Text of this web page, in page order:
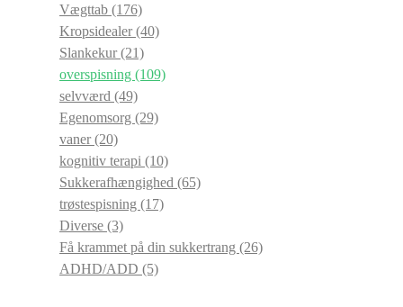
Vægttab (176)
Kropsidealer(40)
Slankekur(21)
overspisning (109)
selvværd (49)
Egenomsorg (29)
vaner(20)
kognitiv terapi (10)
Sukkerafhængighed (65)
trøstespisning (17)
Diverse (3)
Få krammet på din sukkertrang (26)
ADHD/ADD (5)